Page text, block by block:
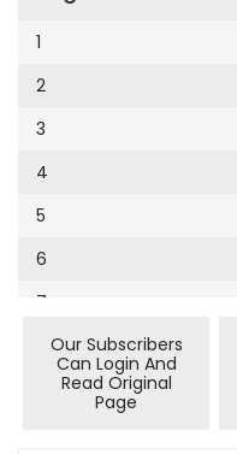
Cumhuriyet Sağlıklı
Cumhuriyet Sokak
Cumhuriyet Spor
Cumhuriyet Strateji
Cumhuriyet Tarım
Cumhuriyet Yılbaşı
Çerçeve Eki
Dergi Eki
Ekonomi Eki
1994
9
10
11
12
13
14
15
16
1
2
3
4
5
6
7
Our Subscribers
Can Login And
Read Original
Page